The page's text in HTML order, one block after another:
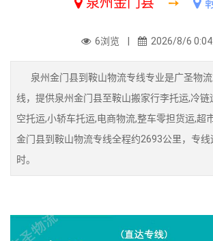
6浏览 | 2026/8/6
泉州金门县到鞍山物流专线专业是广圣物流
线，提供泉州金门县至鞍山搬家行李托运,冷链
空托运,小轿车托运,电商物流,整车零担货运,超
金门县到鞍山物流专线全程约2693公里，专
时。